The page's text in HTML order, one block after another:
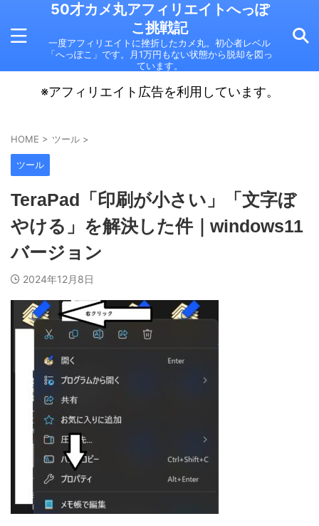
50才カメ丸アフィリエイトへっぽ
こ挑戦記
一度アフィリエイトに挫折したカメ丸。初心者レベル
「へっぽこ」です。月1万円もない状態から脱却を図っ
ています。
※アフィリエイト広告を利用しています。
HOME > ツール >
ツール
TeraPad「印刷が小さい」「文字ぼ
やける」を解決した件｜windows11
バージョン
2024年12月8日